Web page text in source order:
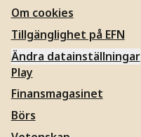
Om cookies
Tillgänglighet på EFN
Ändra datainställningar
Play
Finansmagasinet
Börs